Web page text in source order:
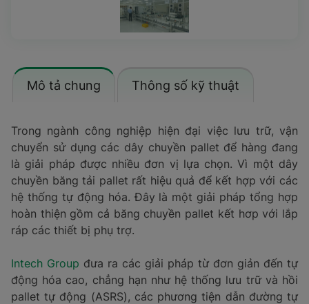
Mô tả chung Thông số kỹ thuật
Trong ngành công nghiệp hiện đại việc lưu trữ, vận
chuyển sử dụng các dây chuyền pallet để hàng đang
là giải pháp được nhiều đơn vị lựa chọn. Vì một dây
chuyền băng tải pallet rất hiệu quả để kết hợp với các
hệ thống tự động hóa. Đây là một giải pháp tổng hợp
hoàn thiện gồm cả băng chuyền pallet kết hơp với lắp
ráp các thiết bị phụ trợ.
Intech Group đưa ra các giải pháp từ đơn giản đến tự
động hóa cao, chẳng hạn như hệ thống lưu trữ và hồi
pallet tự động (ASRS), các phương tiện dẫn đường tự